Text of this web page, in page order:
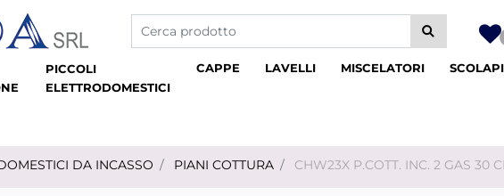
La modifica di un filtro aggiorna automaticamente gli
PICCOLI
ELETTRODOMESTICI
CAPPE LAVELLI MISCELATORI
DA INCASSO PIANI COTTURA CHW23X P.COTT. INC. 2 GAS 30